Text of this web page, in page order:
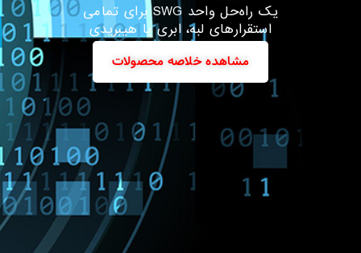
یک راه‌حل واحد SWG برای تمامی
استقرارهای لبه، ابری یا هیبریدی
مشاهده خلاصه محصولات